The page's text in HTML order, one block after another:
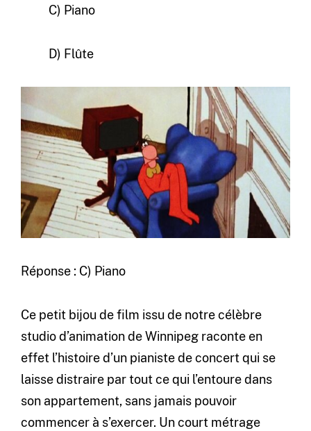
C) Piano
D) Flûte
Réponse : C) Piano
Ce petit bijou de film issu de notre célèbre
studio d’animation de Winnipeg raconte en
effet l’histoire d’un pianiste de concert qui se
laisse distraire par tout ce qui l’entoure dans
son appartement, sans jamais pouvoir
commencer à s’exercer. Un court métrage